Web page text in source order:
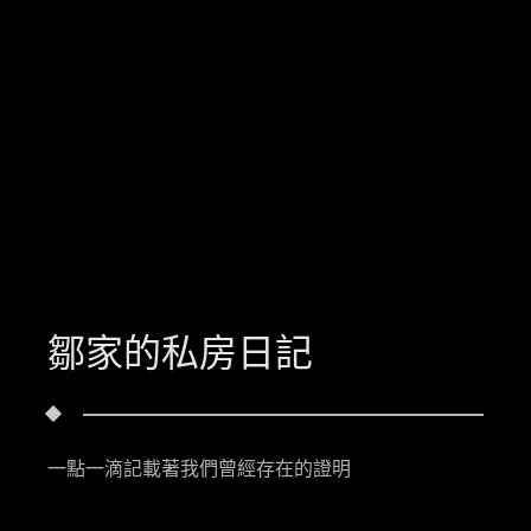
鄒家的私房日記
一點一滴記載著我們曾經存在的證明